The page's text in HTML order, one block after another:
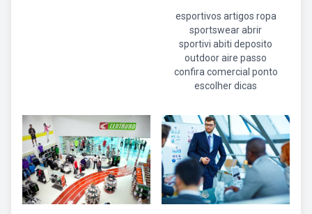
esportivos artigos ropa
sportswear abrir
sportivi abiti deposito
outdoor aire passo
confira comercial ponto
escolher dicas